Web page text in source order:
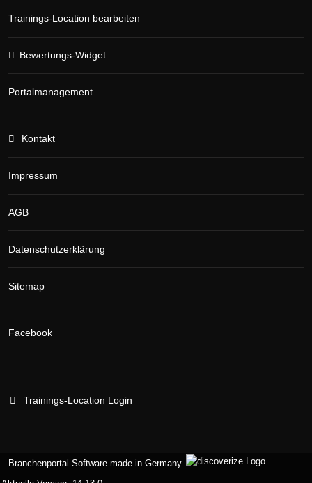
Trainings-Location bearbeiten
Bewertungs-Widget
Portalmanagement
Kontakt
Impressum
AGB
Datenschutzerklärung
Sitemap
Facebook
Trainings-Location Login
Branchenportal Software made in Germany